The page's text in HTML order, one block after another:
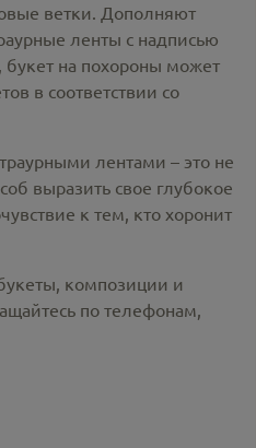
ветки. Дополняют
ленты с надписью
букет на похороны может
в соответствии со
лентами – это не
выразить свое глубокое
к тем, кто хоронит
композиции и
по телефонам,